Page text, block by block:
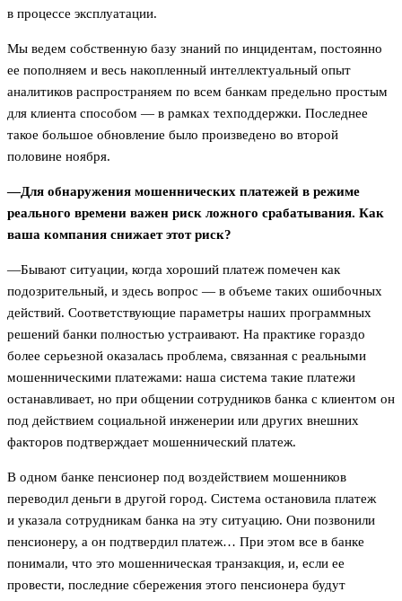
в процессе эксплуатации.
Мы ведем собственную базу знаний по инцидентам, постоянно
ее пополняем и весь накопленный интеллектуальный опыт
аналитиков распространяем по всем банкам предельно простым
для клиента способом — в рамках техподдержки. Последнее
такое большое обновление было произведено во второй
половине ноября.
—Для обнаружения мошеннических платежей в режиме
реального времени важен риск ложного срабатывания. Как
ваша компания снижает этот риск?
—Бывают ситуации, когда хороший платеж помечен как
подозрительный, и здесь вопрос — в объеме таких ошибочных
действий. Соответствующие параметры наших программных
решений банки полностью устраивают. На практике гораздо
более серьезной оказалась проблема, связанная с реальными
мошенническими платежами: наша система такие платежи
останавливает, но при общении сотрудников банка с клиентом он
под действием социальной инженерии или других внешних
факторов подтверждает мошеннический платеж.
В одном банке пенсионер под воздействием мошенников
переводил деньги в другой город. Система остановила платеж
и указала сотрудникам банка на эту ситуацию. Они позвонили
пенсионеру, а он подтвердил платеж… При этом все в банке
понимали, что это мошенническая транзакция, и, если ее
провести, последние сбережения этого пенсионера будут